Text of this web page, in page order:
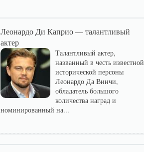
Леонардо Ди Каприо — талантливый
актер
Талантливый актер,
названный в честь известной
исторической персоны
Леонардо Да Винчи,
обладатель большого
количества наград и
номинированный на...